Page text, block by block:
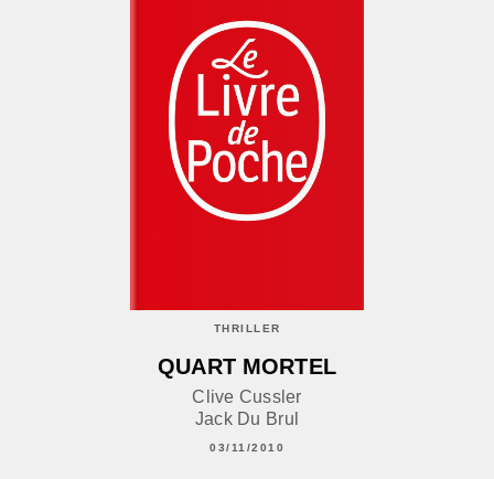
THRILLER
QUART MORTEL
Clive Cussler
Jack Du Brul
03/11/2010